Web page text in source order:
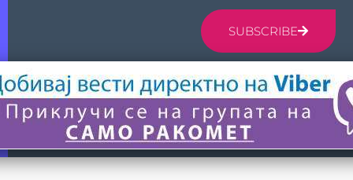
SUBSCRIBE
© 2024 САМО РАКОМЕТ